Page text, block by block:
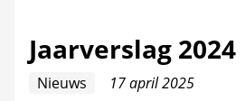
Jaarverslag 2024
Nieuws
17 april 2025